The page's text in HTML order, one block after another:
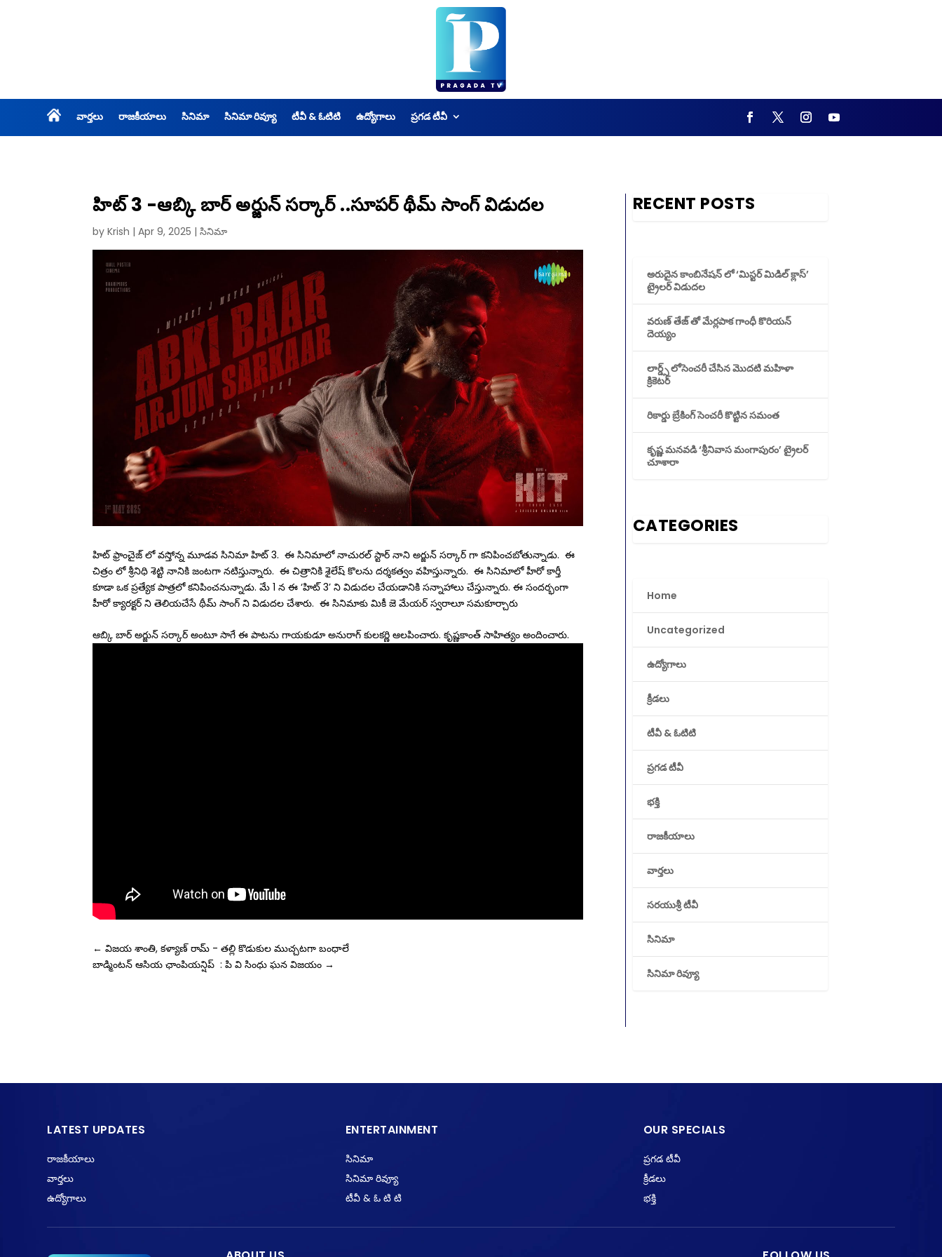
వార్తలు రాజకీయాలు సినిమా సినిమా రివ్యూ టీవీ & ఓటిటి ఉద్యోగాలు ప్రగడ టీవీ
హిట్ 3 -ఆబ్కి బార్ అర్జున్ సర్కార్ ..సూపర్ థీమ్ సాంగ్ విడుదల
by Krish | Apr 9, 2025 | సినిమా
హిట్ ఫ్రాంచైజ్ లో వస్తోన్న మూడవ సినిమా హిట్ 3. ఈ సినిమాలో నాచురల్ స్టార్ నాని అర్జున్ సర్కార్ గా కనిపించబోతున్నాడు. ఈ
చిత్రం లో శ్రీనిధి శెట్టి నానికి జంటగా నటిస్తున్నారు. ఈ చిత్రానికి శైలేష్ కొలను దర్శకత్వం వహిస్తున్నారు. ఈ సినిమాలో హీరో కార్తీ
కూడా ఒక ప్రత్యేక పాత్రలో కనిపించనున్నాడు. మే 1 న ఈ ‘హిట్ 3’ ని విడుదల చేయడానికి సన్నాహాలు చేస్తున్నారు. ఈ సందర్భంగా
హీరో క్యారక్టర్ ని తెలియచేసే థీమ్ సాంగ్ ని విడుదల చేశారు. ఈ సినిమాకు మికీ జె మేయర్ స్వరాలూ సమకూర్చారు
ఆబ్కి బార్ అర్జున్ సర్కార్ అంటూ సాగే ఈ పాటను గాయకుడూ అనురాగ్ కులకర్ణి ఆలపించారు. కృష్ణకాంత్ సాహిత్యం అందించారు.
← విజయ శాంతి, కళ్యాణ్ రామ్ - తల్లి కొడుకుల ముచ్చటగా బంధాలే
బాడ్మింటన్ ఆసియ ఛాంపియన్షిప్ : పి వి సింధు ఘన విజయం →
RECENT POSTS
అరుదైన కాంబినేషన్ లో ‘మిస్టర్ మిడిల్ క్లాస్’
ట్రైలర్ విడుదల
వరుణ్ తేజ్ తో మేర్లపాక గాంధీ కొరియన్
దెయ్యం
లార్డ్స్ లోసెంచరీ చేసిన మొదటి మహిళా
క్రికెటర్
రికార్డు బ్రేకింగ్ సెంచరీ కొట్టిన సమంత
కృష్ణ మనవడి ‘శ్రీనివాస మంగాపురం’ ట్రైలర్
చూశారా
CATEGORIES
Home
Uncategorized
ఉద్యోగాలు
క్రీడలు
టీవీ & ఓటిటి
ప్రగడ టీవీ
భక్తి
రాజకీయాలు
వార్తలు
సరయుశ్రీ టీవీ
సినిమా
సినిమా రివ్యూ
LATEST UPDATES
రాజకీయాలు
వార్తలు
ఉద్యోగాలు
ENTERTAINMENT
సినిమా
సినిమా రివ్యూ
టీవీ & ఓ టి టి
OUR SPECIALS
ప్రగడ టీవీ
క్రీడలు
భక్తి